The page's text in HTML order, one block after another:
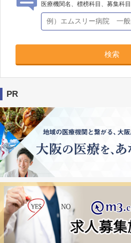
医療機関名、標榜科目、募集科
検索
PR